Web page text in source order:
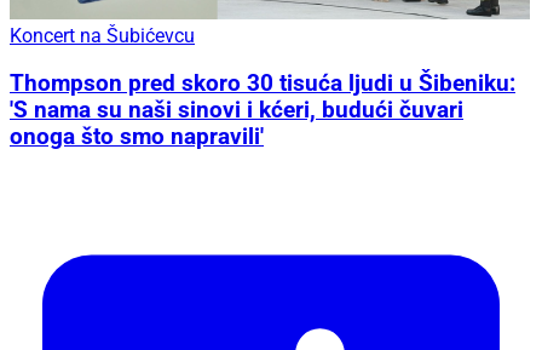
Koncert na Šubićevcu
Thompson pred skoro 30 tisuća ljudi u Šibeniku:
'S nama su naši sinovi i kćeri, budući čuvari
onoga što smo napravili'